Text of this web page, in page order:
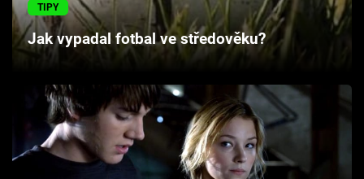
TV Program
Sledujte prima+
Přihlášení
TIPY
Jak vypadal fotbal ve středověku?